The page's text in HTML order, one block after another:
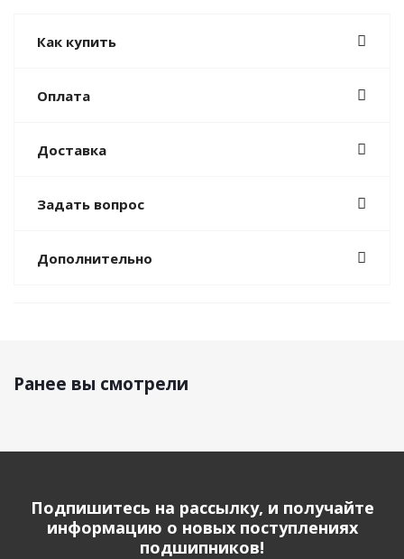
Как купить
Оплата
Доставка
Задать вопрос
Дополнительно
Ранее вы смотрели
Подпишитесь на рассылку, и получайте
информацию о новых поступлениях
подшипников!